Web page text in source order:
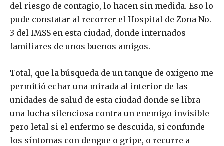
del riesgo de contagio, lo hacen sin medida. Eso lo
pude constatar al recorrer el Hospital de Zona No.
3 del IMSS en esta ciudad, donde internados
familiares de unos buenos amigos.
Total, que la búsqueda de un tanque de oxigeno me
permitió echar una mirada al interior de las
unidades de salud de esta ciudad donde se libra
una lucha silenciosa contra un enemigo invisible
pero letal si el enfermo se descuida, si confunde
los síntomas con dengue o gripe, o recurre a